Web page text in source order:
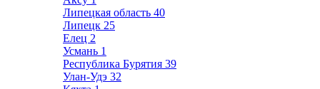
Липецкая область 40
Липецк 25
Елец 2
Усмань 1
Республика Бурятия 39
Улан-Удэ 32